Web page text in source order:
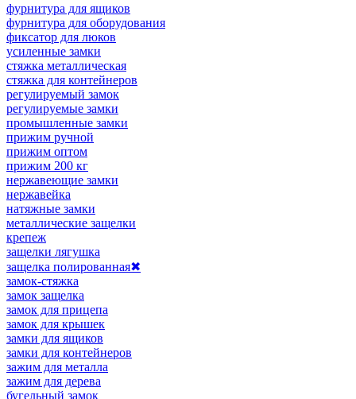
фурнитура для ящиков
фурнитура для оборудования
фиксатор для люков
усиленные замки
стяжка металлическая
стяжка для контейнеров
регулируемый замок
регулируемые замки
промышленные замки
прижим ручной
прижим оптом
прижим 200 кг
нержавеющие замки
нержавейка
натяжные замки
металлические защелки
крепеж
защелки лягушка
защелка полированная✖
замок-стяжка
замок защелка
замок для прицепа
замок для крышек
замки для ящиков
замки для контейнеров
зажим для металла
зажим для дерева
бугельный замок